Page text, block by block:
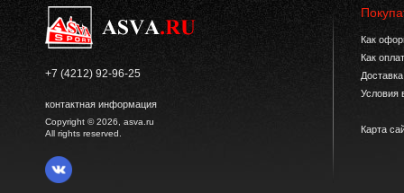
+7 (4212) 92-96-25
контактная информация
Copyright © 2026, asva.ru
All rights reserved.
Как
Как
Условия
Карта